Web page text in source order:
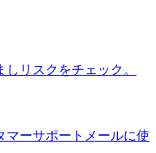
リスクをチェック。
マーサポートメールに使